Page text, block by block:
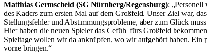
Matthias Germscheid (SG Nürnberg/Regensburg): „Personell
des Kaders zum ersten Mal auf dem Großfeld. Unser Ziel war,
Stellungsfehler und Abstimmungsprobleme, aber zum Glück
Hier haben die neuen Spieler das Gefühl fürs Großfeld
Spieltage wollen wir da anknüpfen, wo wir aufgehört haben. Ein
vorne bringen.“